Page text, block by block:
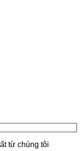
từ chúng tôi